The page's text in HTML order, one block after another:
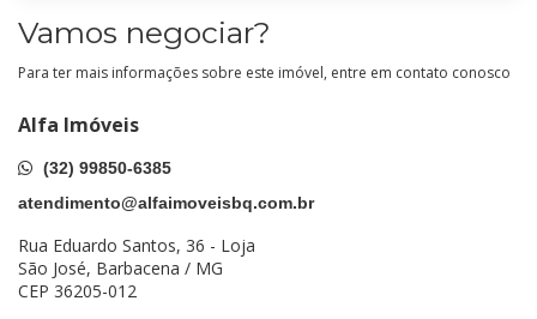
Vamos negociar?
Para ter mais informações sobre este imóvel, entre em contato conosco
Alfa Imóveis
(32) 99850-6385
atendimento@alfaimoveisbq.com.br
Rua Eduardo Santos, 36 - Loja
São José, Barbacena / MG
CEP 36205-012